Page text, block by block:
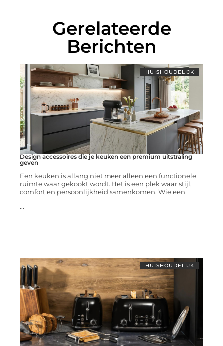
Gerelateerde
Berichten
HUISHOUDELIJK
Design accessoires die je keuken een premium uitstraling
geven
Een keuken is allang niet meer alleen een functionele
ruimte waar gekookt wordt. Het is een plek waar stijl,
comfort en persoonlijkheid samenkomen. Wie een
...
HUISHOUDELIJK